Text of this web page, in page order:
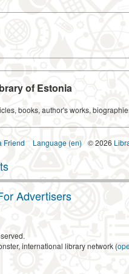
of Estonia
books, author's works,
Friend Language (en) © 2026
Advertisers
international library network (